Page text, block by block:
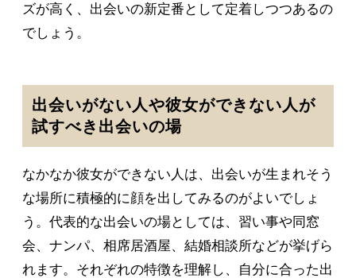
ズが高く、出会いの新定番として定着しつつあるの
でしょう。
出会いがない人や彼女ができない人が
試すべき出会いの場
なかなか彼女ができない人は、出会いが生まれそう
な場所に積極的に顔を出してみるのがよいでしょ
う。代表的な出会いの場としては、習い事や同窓
会、ナンパ、相席居酒屋、結婚相談所などが挙げら
れます。それぞれの特徴を理解し、自分に合った出